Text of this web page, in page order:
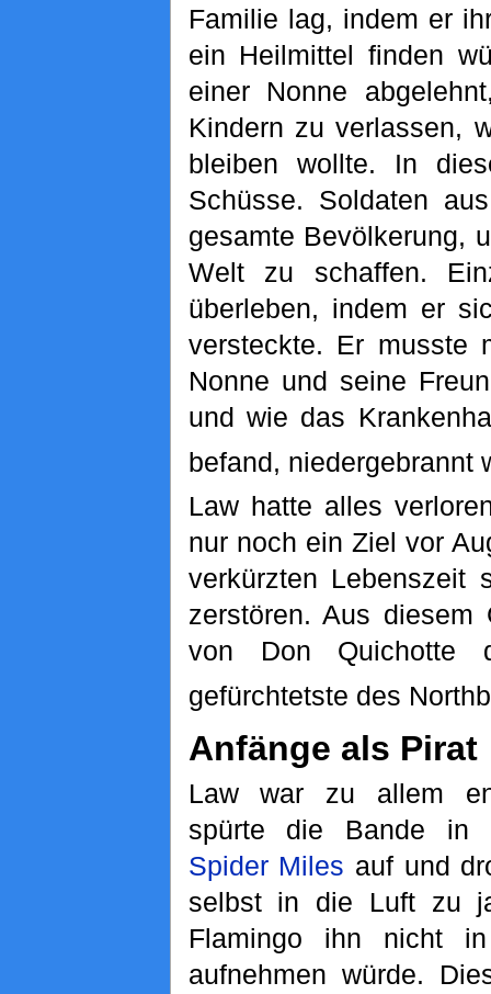
Familie lag, indem er
ein Heilmittel finden
einer Nonne
Kindern zu verlassen,
bleiben wollte. In
Schüsse. Soldaten
gesamte Bevölkerung,
Welt zu schaffen.
überleben, indem er
versteckte. Er musste
Nonne und seine
und wie das
befand, niedergebrannt
Law hatte alles
nur noch ein Ziel vor
verkürzten
zerstören. Aus
von Don
gefürchtetste des
Anfänge als Pirat
Law war zu allem
spürte die Bande in
Spider Miles auf und
selbst in die Luft zu
Flamingo ihn nicht
aufnehmen würde.